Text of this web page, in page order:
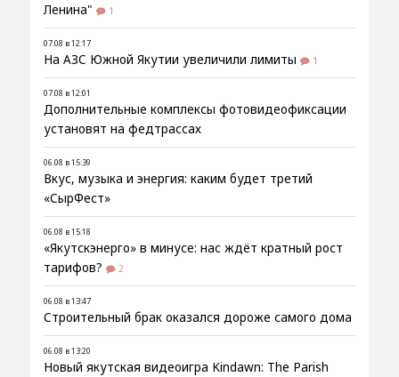
Ленина"
1
07.08 в 12:17
На АЗС Южной Якутии увеличили лимиты 1
07.08 в 12:01
Дополнительные комплексы фотовидеофиксации
установят на федтрассах
06.08 в 15:39
Вкус, музыка и энергия: каким будет третий
«СырФест»
06.08 в 15:18
«Якутскэнерго» в минусе: нас ждёт кратный рост
тарифов?
2
06.08 в 13:47
Строительный брак оказался дороже самого дома
06.08 в 13:20
Новый якутская видеоигра Kindawn: The Parish